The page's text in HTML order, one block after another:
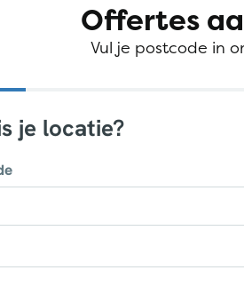
Offertes
Vul je postcode in